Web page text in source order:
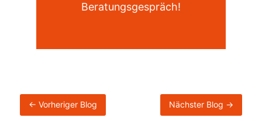
Beratungsgespräch!
← Vorheriger Blog Nächster Blog →